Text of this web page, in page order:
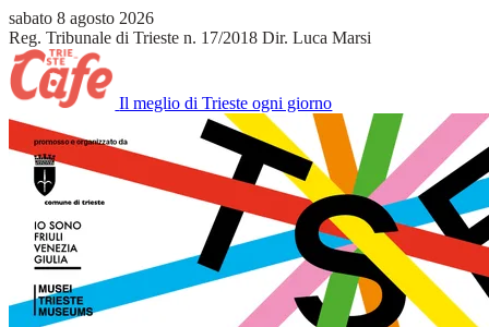
sabato 8 agosto 2026
Reg. Tribunale di Trieste n. 17/2018 Dir. Luca Marsi
Il meglio di Trieste ogni giorno